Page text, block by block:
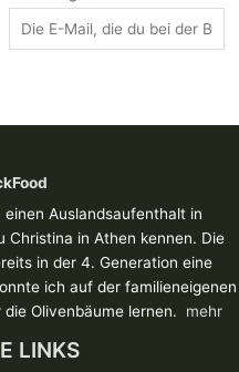
Auslandsaufenthalt in
Christina in Athen kennen. Die
in der 4. Generation eine
ich auf der familieneigenen
Olivenbäume lernen.
mehr
LINKS